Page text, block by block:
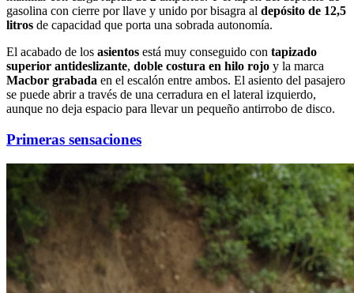
gasolina con cierre por llave y unido por bisagra al depósito de 12,5
litros de capacidad que porta una sobrada autonomía.
El acabado de los asientos está muy conseguido con tapizado
superior antideslizante, doble costura en hilo rojo y la marca
Macbor grabada en el escalón entre ambos. El asiento del pasajero
se puede abrir a través de una cerradura en el lateral izquierdo,
aunque no deja espacio para llevar un pequeño antirrobo de disco.
Primeras sensaciones